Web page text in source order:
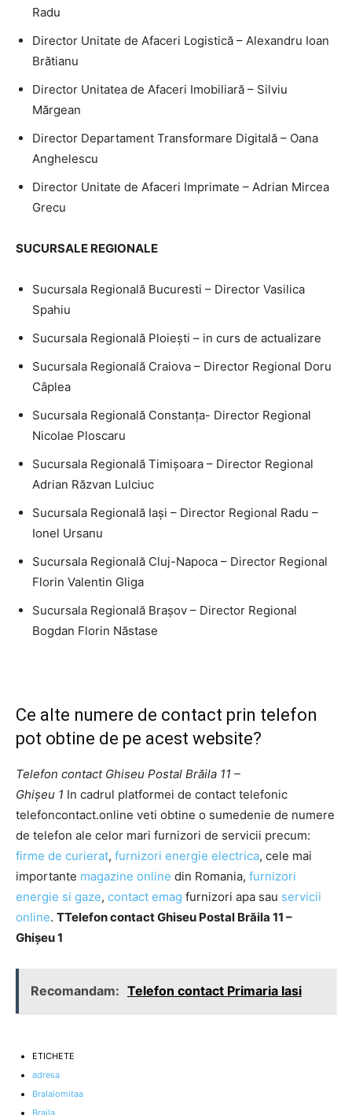
Radu
Director Unitate de Afaceri Logistică – Alexandru Ioan
Brătianu
Director Unitatea de Afaceri Imobiliară – Silviu
Mărgean
Director Departament Transformare Digitală – Oana
Anghelescu
Director Unitate de Afaceri Imprimate – Adrian Mircea
Grecu
SUCURSALE REGIONALE
Sucursala Regională Bucuresti – Director Vasilica
Spahiu
Sucursala Regională Ploieşti – in curs de actualizare
Sucursala Regională Craiova – Director Regional Doru
Câplea
Sucursala Regională Constanţa- Director Regional
Nicolae Ploscaru
Sucursala Regională Timişoara – Director Regional
Adrian Răzvan Lulciuc
Sucursala Regională Iaşi – Director Regional Radu –
Ionel Ursanu
Sucursala Regională Cluj-Napoca – Director Regional
Florin Valentin Gliga
Sucursala Regională Braşov – Director Regional
Bogdan Florin Năstase
Ce alte numere de contact prin telefon
pot obtine de pe acest website?
Telefon contact Ghiseu Postal Brăila 11 –
Ghişeu 1 In cadrul platformei de contact telefonic
telefoncontact.online veti obtine o sumedenie de numere
de telefon ale celor mari furnizori de servicii precum:
firme de curierat, furnizori energie electrica, cele mai
importante magazine online din Romania, furnizori
energie si gaze, contact emag furnizori apa sau servicii
online. TTelefon contact Ghiseu Postal Brăila 11 –
Ghişeu 1
Recomandam: Telefon contact Primaria Iasi
ETICHETE
adresa
BraIalomitaa
Braila